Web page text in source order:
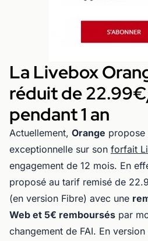
La Livebox
réduit de
pendant 1 an
Actuellement, Orange propose
exceptionnelle sur son forfait
engagement de 12 mois. En
proposé au tarif remisé de
(en version Fibre) avec une
Web et 5€ remboursés par
changement de FAI. En